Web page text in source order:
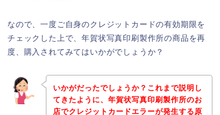
なので、一度ご自身のクレジットカードの有効期限を
チェックした上で、年賀状写真印刷製作所の商品を再
度、購入されてみてはいかがでしょうか？
いかがだったでしょうか？これまで説明し
てきたように、年賀状写真印刷製作所のお
店でクレジットカードエラーが発生する原